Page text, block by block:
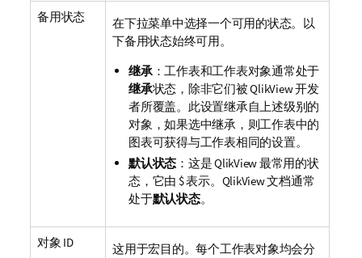
备用状态
在下拉菜单中选择一个可用的状态。以
下备用状态始终可用。
继承：工作表和工作表对象通常处于
继承状态，除非它们被 QlikView 开发
者所覆盖。此设置继承自上述级别的
对象，如果选中继承，则工作表中的
图表可获得与工作表相同的设置。
默认状态 ：这是 QlikView 最常用的状
态，它由 $ 表示。QlikView 文档通常
处于默认状态。
对象 ID
这用于宏目的。每个工作表对象均会分